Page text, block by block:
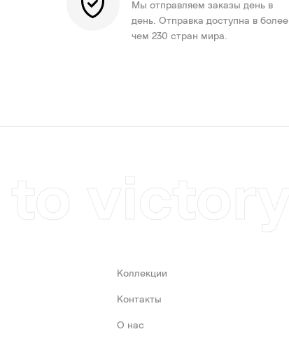
Мы отправляем заказы день в
день. Отправка доступна в более
чем 230 стран мира.
Коллекции
Контакты
О нас